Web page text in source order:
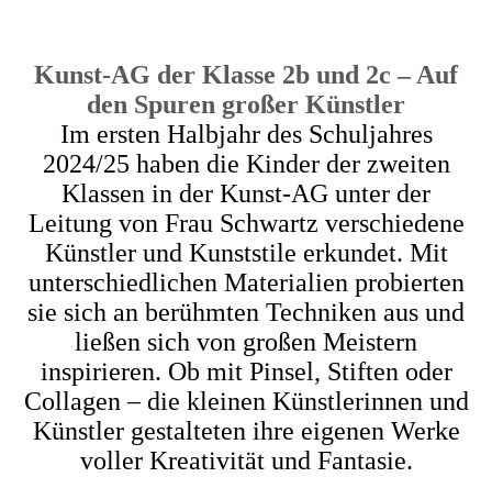
Kunst-AG der Klasse 2b und 2c – Auf
den Spuren großer Künstler
Im ersten Halbjahr des Schuljahres
2024/25 haben die Kinder der zweiten
Klassen in der Kunst-AG unter der
Leitung von Frau Schwartz verschiedene
Künstler und Kunststile erkundet. Mit
unterschiedlichen Materialien probierten
sie sich an berühmten Techniken aus und
ließen sich von großen Meistern
inspirieren. Ob mit Pinsel, Stiften oder
Collagen – die kleinen Künstlerinnen und
Künstler gestalteten ihre eigenen Werke
voller Kreativität und Fantasie.